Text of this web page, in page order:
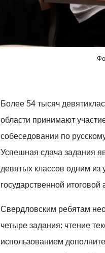
Более 54 тысяч
области принимают
собеседовании по
Успешная сдача задания
девятых классов одним из
государственной итоговой
Свердловским ребятам
четыре задания: чтение
использованием